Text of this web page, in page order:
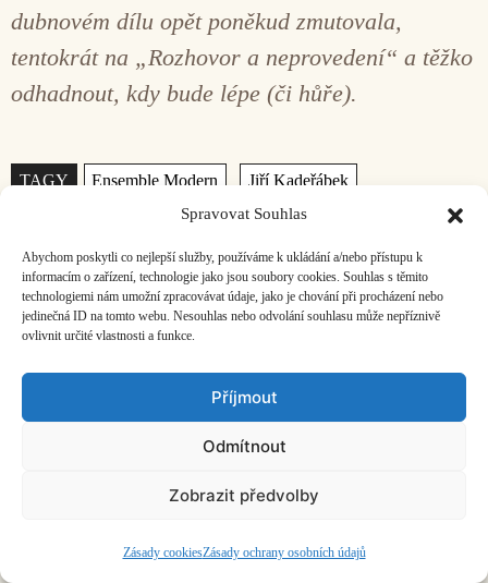
Spravovat Souhlas
Abychom poskytli co nejlepší služby, používáme k ukládání a/nebo přístupu k
informacím o zařízení, technologie jako jsou soubory cookies. Souhlas s těmito
technologiemi nám umožní zpracovávat údaje, jako je chování při procházení nebo
jedinečná ID na tomto webu. Nesouhlas nebo odvolání souhlasu může nepříznivě
ovlivnit určité vlastnosti a funkce.
Příjmout
Odmítnout
Zobrazit předvolby
Zásady cookiesZásady ochrany osobních údajů
dubnovém dílu opět poněkud zmutovala,
tentokrát na „Rozhovor a neprovedení“ a těžko
odhadnout, kdy bude lépe (či hůře).
Štítky
,
,
8. 7. 2026
Zelené žáby, udu i kontrapunkt hostí kavárny.